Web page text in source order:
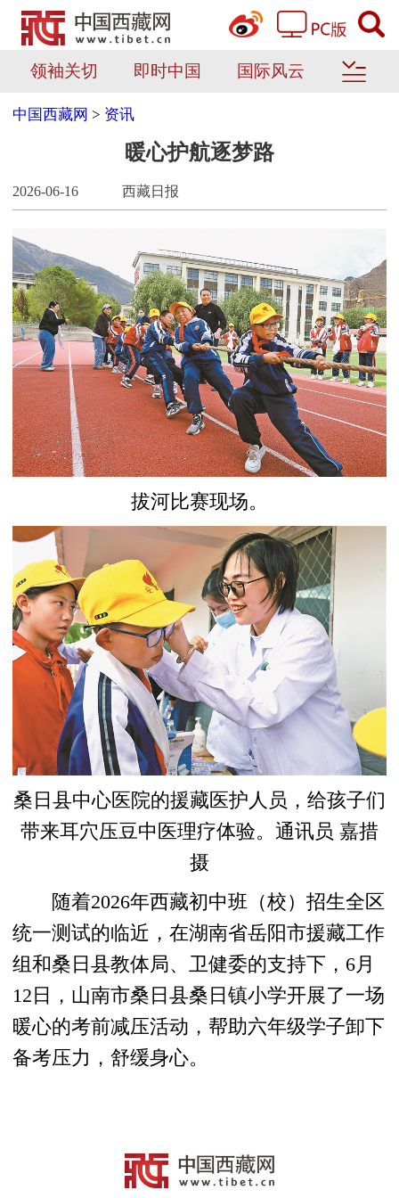
领袖关切 即时中国 国际风云
中国西藏网 > 资讯
暖心护航逐梦路
2026-06-16 西藏日报
拔河比赛现场。
桑日县中心医院的援藏医护人员，给孩子们
带来耳穴压豆中医理疗体验。通讯员 嘉措
摄
随着2026年西藏初中班（校）招生全区
统一测试的临近，在湖南省岳阳市援藏工作
组和桑日县教体局、卫健委的支持下，6月
12日，山南市桑日县桑日镇小学开展了一场
暖心的考前减压活动，帮助六年级学子卸下
备考压力，舒缓身心。